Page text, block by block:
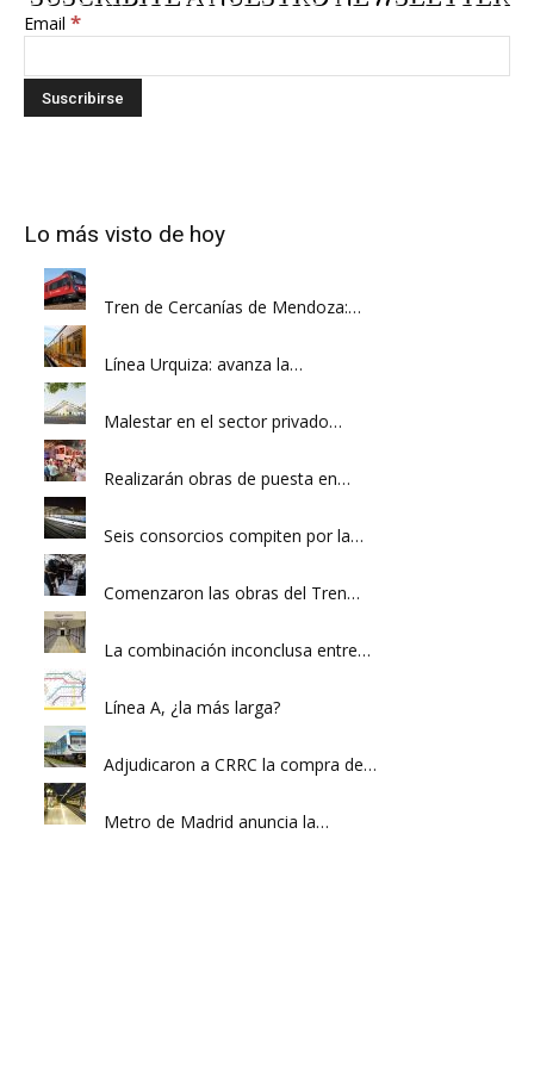
Email *
Lo más visto de hoy
Tren de Cercanías de Mendoza:…
Línea Urquiza: avanza la…
Malestar en el sector privado…
Realizarán obras de puesta en…
Seis consorcios compiten por la…
Comenzaron las obras del Tren…
La combinación inconclusa entre…
Línea A, ¿la más larga?
Adjudicaron a CRRC la compra de…
Metro de Madrid anuncia la…